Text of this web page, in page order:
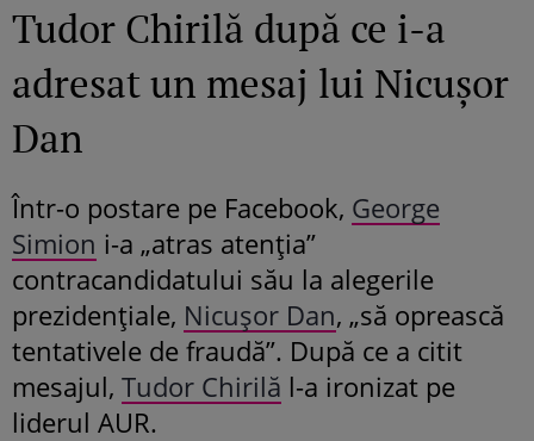
Tudor Chirilă după ce i-a
adresat un mesaj lui Nicușor
Dan
Într-o postare pe Facebook, George
Simion i-a „atras atenția”
contracandidatului său la alegerile
prezidențiale, Nicușor Dan, „să oprească
tentativele de fraudă”. După ce a citit
mesajul, Tudor Chirilă l-a ironizat pe
liderul AUR.